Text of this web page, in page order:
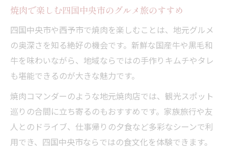
焼肉で楽しむ四国中央市のグルメ旅のすすめ
四国中央市や西予市で焼肉を楽しむことは、地元グルメ
の奥深さを知る絶好の機会です。新鮮な国産牛や黒毛和
牛を味わいながら、地域ならではの手作りキムチやタレ
も堪能できるのが大きな魅力です。
焼肉コマンダーのような地元焼肉店では、観光スポット
巡りの合間に立ち寄るのもおすすめです。家族旅行や友
人とのドライブ、仕事帰りの夕食など多彩なシーンで利
用でき、四国中央市ならではの食文化を体験できます。